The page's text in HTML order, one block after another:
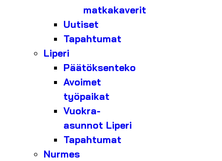
matkakaverit
Uutiset
Tapahtumat
Liperi
Päätöksenteko
Avoimet
työpaikat
Vuokra-
asunnot Liperi
Tapahtumat
Nurmes